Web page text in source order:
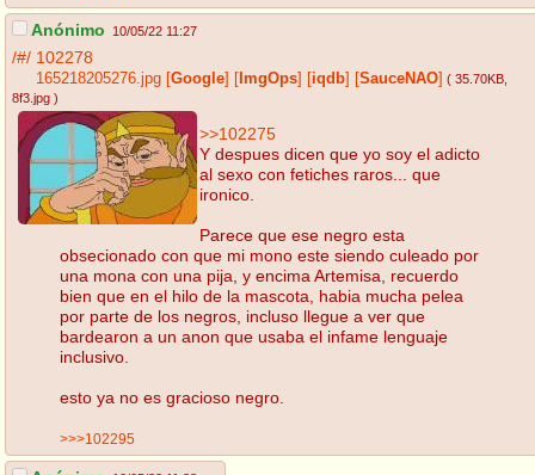
Anónimo 10/05/22 11:27
/#/ 102278
165218205276.jpg Google ImgOps iqdb SauceNAO ( 35.70KB
8f3.jpg )
>>102275
Y despues dicen que yo soy el adicto
al sexo con fetiches raros... que
ironico.
Parece que ese negro esta
obsecionado con que mi mono este siendo culeado por
una mona con una pija, y encima Artemisa, recuerdo
bien que en el hilo de la mascota, habia mucha pelea
por parte de los negros, incluso llegue a ver que
bardearon a un anon que usaba el infame lenguaje
inclusivo.
esto ya no es gracioso negro.
>>>102295